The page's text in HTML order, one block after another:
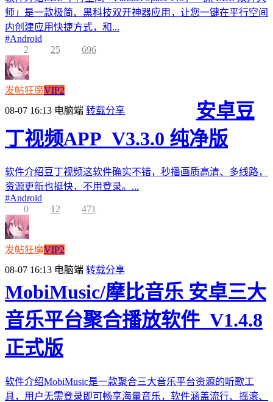
师」是一款极简、黑科技双开神器应用，让您一键在平行空间
内创建应用快捷方式，和...
#Android
2
25 696
发帖狂魔VIP2
08-07 16:13 电脑端 转载分享
安卓豆
丁视频APP_V3.3.0 纯净版
软件介绍豆丁视频这软件确实不错，秒播画质高清、多线路，
资源更新也挺快，不用登录。...
#Android
0
12 471
发帖狂魔VIP2
08-07 16:13 电脑端 转载分享
MobiMusic/摩比音乐 安卓三大
音乐平台聚合播放软件_V1.4.8
正式版
软件介绍MobiMusic是一款聚合三大音乐平台资源的听歌工
具，用户无需登录即可畅享海量音乐，软件涵盖流行、摇滚、